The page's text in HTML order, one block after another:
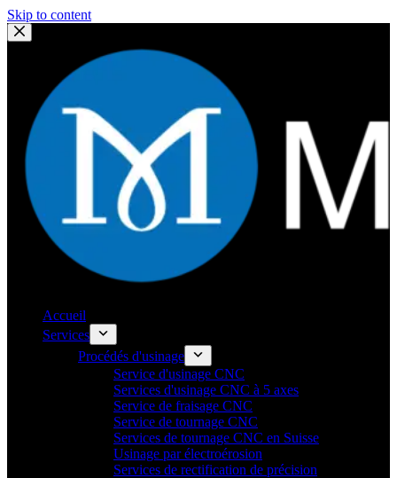
Skip to content
Accueil
Services
Procédés d'usinage
Service d'usinage CNC
Services d'usinage CNC à 5 axes
Service de fraisage CNC
Service de tournage CNC
Services de tournage CNC en Suisse
Usinage par électroérosion
Services de rectification de précision